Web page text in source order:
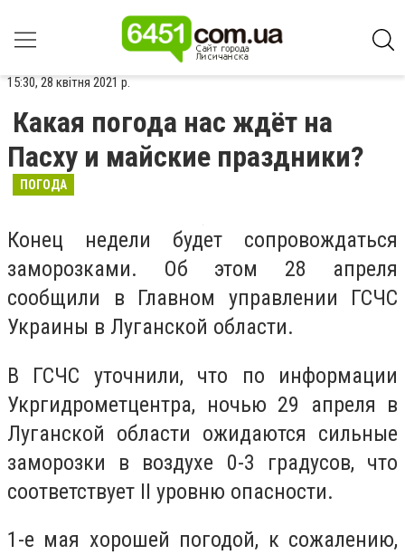
15:30, 28 квітня 2021 р.
Какая погода нас ждёт на
Пасху и майские праздники?
ПОГОДА
Конец недели будет сопровождаться
заморозками. Об этом 28 апреля
сообщили в Главном управлении ГСЧС
Украины в Луганской области.
В ГСЧС уточнили, что по информации
Укргидрометцентра, ночью 29 апреля в
Луганской области ожидаются сильные
заморозки в воздухе 0-3 градусов, что
соответствует II уровню опасности.
1-е мая хорошей погодой, к сожалению,